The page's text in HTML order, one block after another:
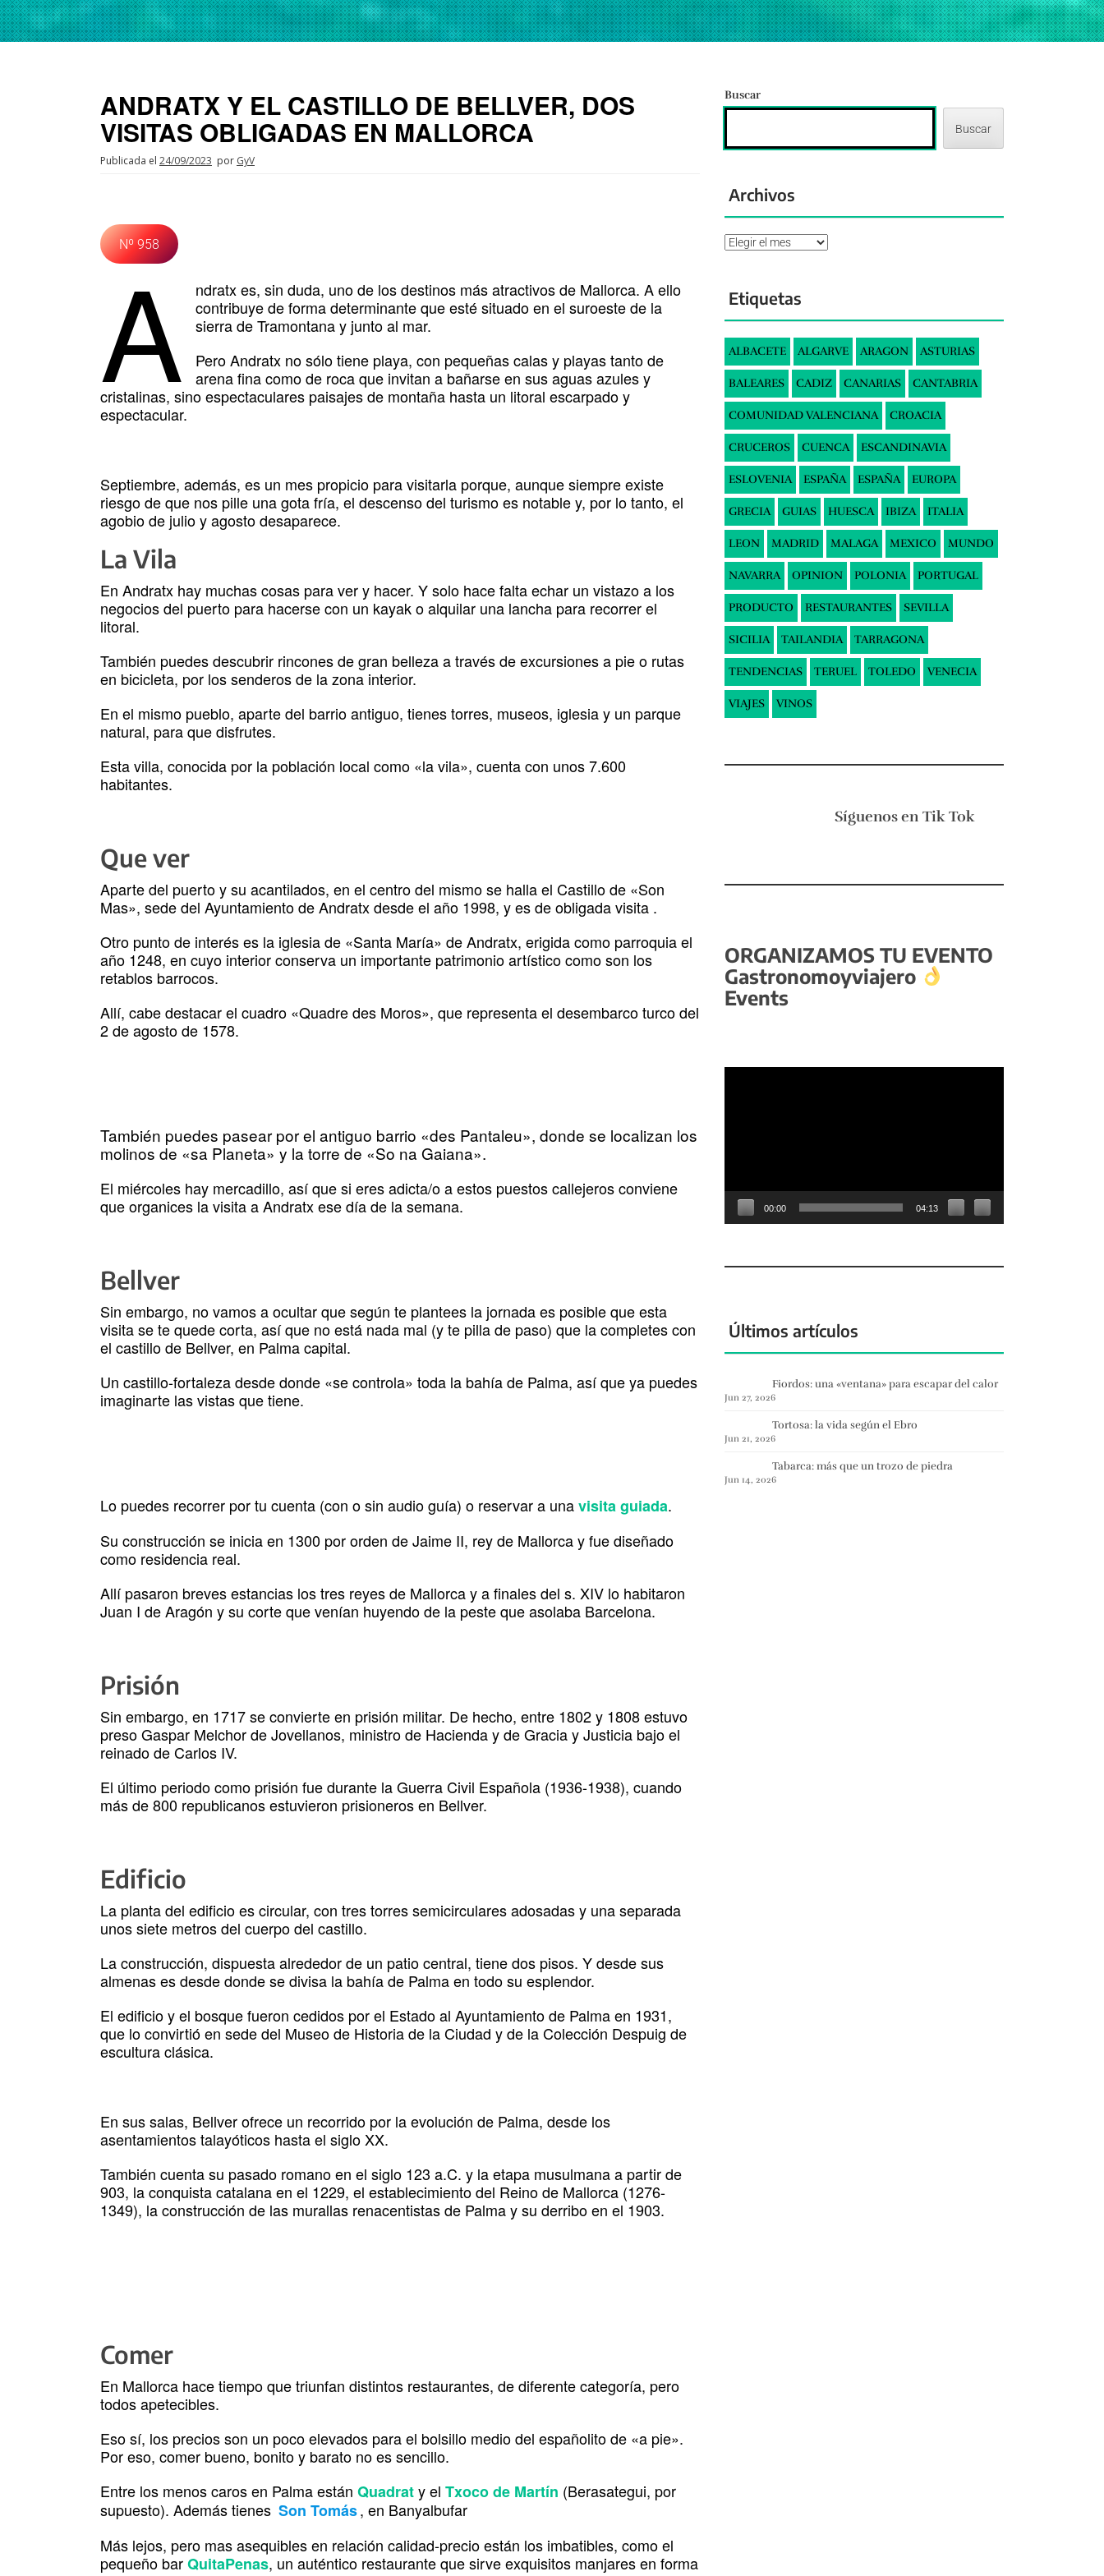
ANDRATX Y EL CASTILLO DE BELLVER, DOS
VISITAS OBLIGADAS EN MALLORCA
Publicada el 24/09/2023 por GyV
Nº 958
A
ndratx es, sin duda, uno de los destinos más atractivos de Mallorca. A ello
contribuye de forma determinante que esté situado en el suroeste de la
sierra de Tramontana y junto al mar.
Pero Andratx no sólo tiene playa, con pequeñas calas y playas tanto de
arena fina como de roca que invitan a bañarse en sus aguas azules y
cristalinas, sino espectaculares paisajes de montaña hasta un litoral escarpado y
espectacular.
Septiembre, además, es un mes propicio para visitarla porque, aunque siempre existe
riesgo de que nos pille una gota fría, el descenso del turismo es notable y, por lo tanto, el
agobio de julio y agosto desaparece.
La Vila
En Andratx hay muchas cosas para ver y hacer. Y solo hace falta echar un vistazo a los
negocios del puerto para hacerse con un kayak o alquilar una lancha para recorrer el
litoral.
También puedes descubrir rincones de gran belleza a través de excursiones a pie o rutas
en bicicleta, por los senderos de la zona interior.
En el mismo pueblo, aparte del barrio antiguo, tienes torres, museos, iglesia y un parque
natural, para que disfrutes.
Esta villa, conocida por la población local como «la vila», cuenta con unos 7.600
habitantes.
Que ver
Aparte del puerto y su acantilados, en el centro del mismo se halla el Castillo de «Son
Mas», sede del Ayuntamiento de Andratx desde el año 1998, y es de obligada visita .
Otro punto de interés es la iglesia de «Santa María» de Andratx, erigida como parroquia el
año 1248, en cuyo interior conserva un importante patrimonio artístico como son los
retablos barrocos.
Allí, cabe destacar el cuadro «Quadre des Moros», que representa el desembarco turco del
2 de agosto de 1578.
También puedes pasear por el antiguo barrio «des Pantaleu», donde se localizan los
molinos de «sa Planeta» y la torre de «So na Gaiana».
El miércoles hay mercadillo, así que si eres adicta/o a estos puestos callejeros conviene
que organices la visita a Andratx ese día de la semana.
Bellver
Sin embargo, no vamos a ocultar que según te plantees la jornada es posible que esta
visita se te quede corta, así que no está nada mal (y te pilla de paso) que la completes con
el castillo de Bellver, en Palma capital.
Un castillo-fortaleza desde donde «se controla» toda la bahía de Palma, así que ya puedes
imaginarte las vistas que tiene.
Lo puedes recorrer por tu cuenta (con o sin audio guía) o reservar a unavisita guiada.
Su construcción se inicia en 1300 por orden de Jaime II, rey de Mallorca y fue diseñado
como residencia real.
Allí pasaron breves estancias los tres reyes de Mallorca y a finales del s. XIV lo habitaron
Juan I de Aragón y su corte que venían huyendo de la peste que asolaba Barcelona.
Prisión
Sin embargo, en 1717 se convierte en prisión militar. De hecho, entre 1802 y 1808 estuvo
preso Gaspar Melchor de Jovellanos, ministro de Hacienda y de Gracia y Justicia bajo el
reinado de Carlos IV.
El último periodo como prisión fue durante la Guerra Civil Española (1936-1938), cuando
más de 800 republicanos estuvieron prisioneros en Bellver.
Edificio
La planta del edificio es circular, con tres torres semicirculares adosadas y una separada
unos siete metros del cuerpo del castillo.
La construcción, dispuesta alrededor de un patio central, tiene dos pisos. Y desde sus
almenas es desde donde se divisa la bahía de Palma en todo su esplendor.
El edificio y el bosque fueron cedidos por el Estado al Ayuntamiento de Palma en 1931,
que lo convirtió en sede del Museo de Historia de la Ciudad y de la Colección Despuig de
escultura clásica.
En sus salas, Bellver ofrece un recorrido por la evolución de Palma, desde los
asentamientos talayóticos hasta el siglo XX.
También cuenta su pasado romano en el siglo 123 a.C. y la etapa musulmana a partir de
903, la conquista catalana en el 1229, el establecimiento del Reino de Mallorca (1276-
1349), la construcción de las murallas renacentistas de Palma y su derribo en el 1903.
Comer
En Mallorca hace tiempo que triunfan distintos restaurantes, de diferente categoría, pero
todos apetecibles.
Eso sí, los precios son un poco elevados para el bolsillo medio del españolito de «a pie».
Por eso, comer bueno, bonito y barato no es sencillo.
Entre los menos caros en Palma están Quadraty el Txoco de Martín (Berasategui, por
supuesto). Además tienes Son Tomás, en Banyalbufar
Más lejos, pero mas asequibles en relación calidad-precio están los imbatibles, como el
pequeño barQuitaPenas, un auténtico restaurante que sirve exquisitos manjares en forma
Buscar
Buscar
Archivos
Archivos
Etiquetas
ALBACETE ALGARVE ARAGON ASTURIAS
BALEARES CADIZ CANARIAS CANTABRIA
COMUNIDAD VALENCIANA CROACIA
CRUCEROS CUENCA ESCANDINAVIA
ESLOVENIA ESPAÑA ESPAÑA EUROPA
GRECIA GUIAS HUESCA IBIZA ITALIA
LEON MADRID MALAGA MEXICO MUNDO
NAVARRA OPINION POLONIA PORTUGAL
PRODUCTO RESTAURANTES SEVILLA
SICILIA TAILANDIA TARRAGONA
TENDENCIAS TERUEL TOLEDO VENECIA
VIAJES VINOS
Síguenos en Tik Tok
ORGANIZAMOS TU EVENTO
Gastronomoyviajero
Events
00:00 04:13
Últimos artículos
Fiordos: una «ventana» para escapar del calor
Jun 27, 2026
Tortosa: la vida según el Ebro
Jun 21, 2026
Tabarca: más que un trozo de piedra
Jun 14, 2026